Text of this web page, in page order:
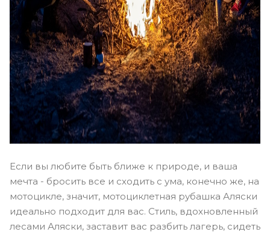
Если вы любите быть ближе к природе, и ваша
мечта - бросить все и сходить с ума, конечно же, на
мотоцикле, значит, мотоциклетная рубашка Аляски
идеально подходит для вас. Стиль, вдохновленный
лесами Аляски, заставит вас разбить лагерь, сидеть